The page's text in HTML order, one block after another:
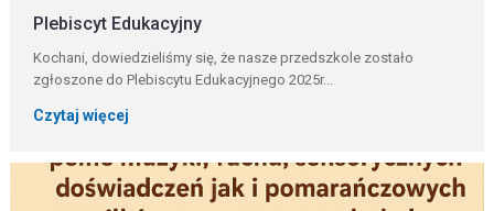
Plebiscyt Edukacyjny
Kochani, dowiedzieliśmy się, że nasze przedszkole zostało
zgłoszone do Plebiscytu Edukacyjnego 2025r...
Czytaj więcej